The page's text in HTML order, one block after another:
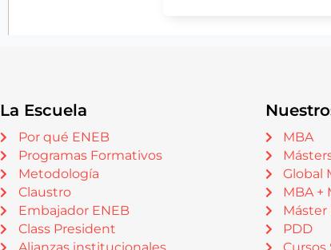
La Escuela
Por qué ENEB
Programas Formativos
Metodología
Claustro
Embajador ENEB
Class President
Alianzas institucionales
MBA
Global
MBA +
Máster
PDD
Cursos